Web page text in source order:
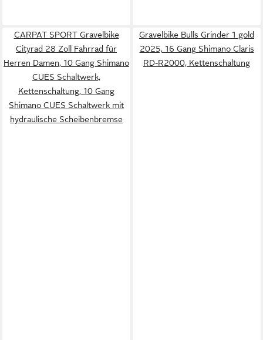
CARPAT SPORT Gravelbike
Cityrad 28 Zoll Fahrrad für
Herren Damen, 10 Gang Shimano
CUES Schaltwerk,
Kettenschaltung, 10 Gang
Shimano CUES Schaltwerk mit
hydraulische Scheibenbremse
Gravelbike Bulls Grinder 1 gold
2025, 16 Gang Shimano Claris
RD-R2000, Kettenschaltung